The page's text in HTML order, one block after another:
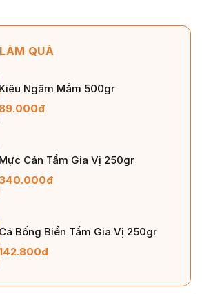
QUÀ
Kiệu Ngâm Mắm 500gr
89.000đ
Mực Cán Tẩm Gia Vị 250gr
340.000đ
Cá Bống Biển Tẩm Gia Vị 250gr